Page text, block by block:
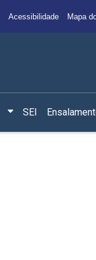
Acessibilidade Mapa
SEI